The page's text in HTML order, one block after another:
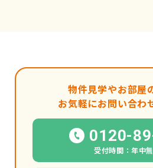
物件見学やお部屋
お気軽にお問い合わ
0120-
受付時間：年中